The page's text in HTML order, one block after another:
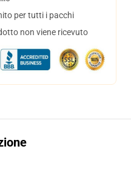
per tutti i pacchi
non viene ricevuto